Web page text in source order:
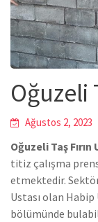
Oğuzeli
Ağustos 2, 2023
Oğuzeli Taş Fırın
titiz çalışma
etmektedir.
Ustası olan
bölümünde